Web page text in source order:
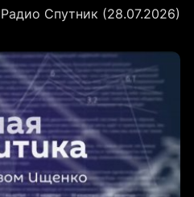
Спутник (28.07.2026)